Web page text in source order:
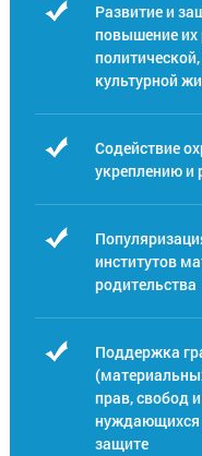
Развитие и
повышение их
культурной
Содействие
укреплению и
институтов
родительства
Поддержка
прав, свобод
нуждающихся
защите